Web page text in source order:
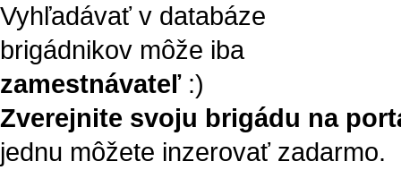
Vyhľadávať v databáze
brigádnikov môže iba
zamestnávateľ:)
Zverejnite svoju brigádu na
jednu môžete inzerovať zadarmo.